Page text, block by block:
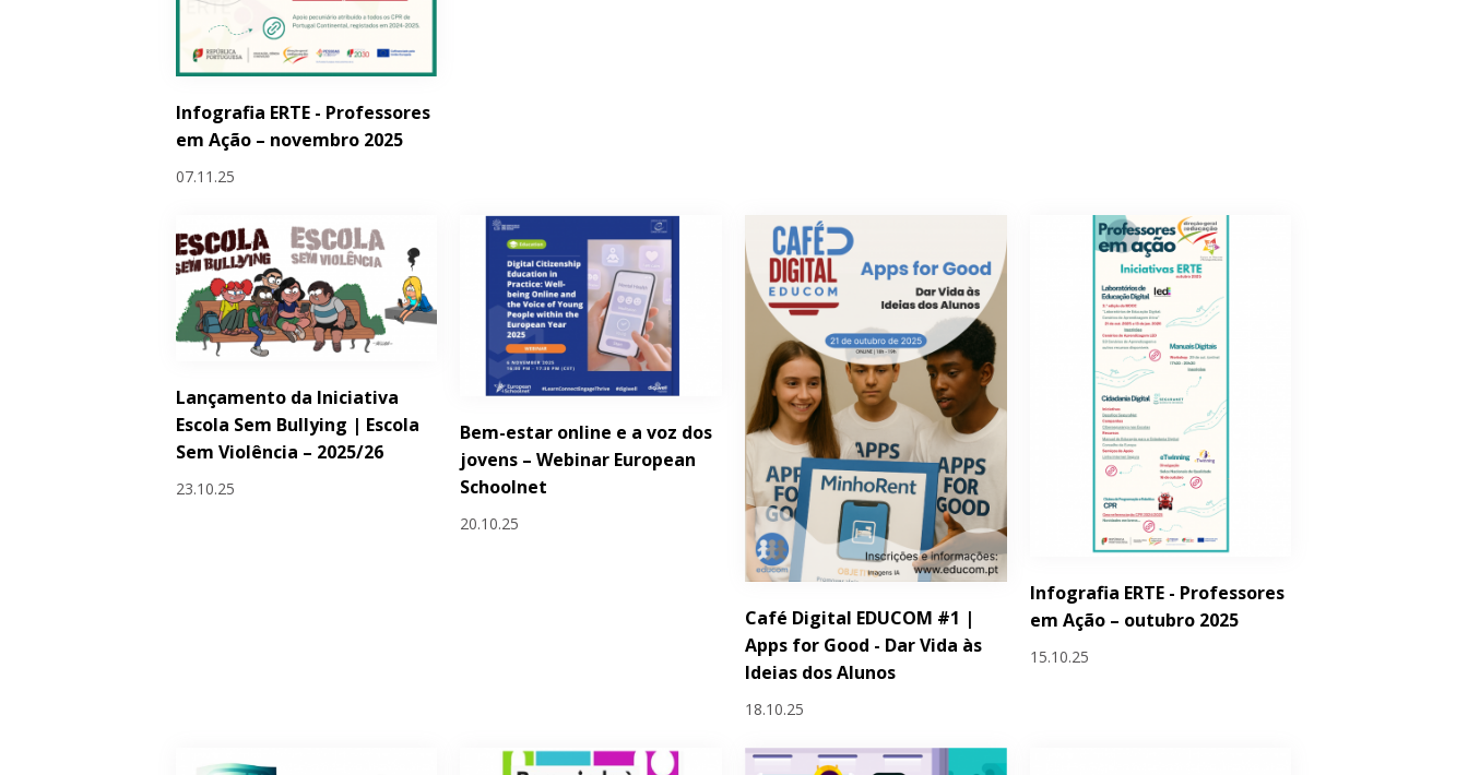
Infografia ERTE - Professores
em Ação – novembro 2025
07.11.25
Lançamento da Iniciativa
Escola Sem Bullying | Escola
Sem Violência – 2025/26
23.10.25
Bem-estar online e a voz dos
jovens – Webinar European
Schoolnet
20.10.25
Café Digital EDUCOM #1 |
Apps for Good - Dar Vida às
Ideias dos Alunos
18.10.25
Infografia ERTE - Professores
em Ação – outubro 2025
15.10.25